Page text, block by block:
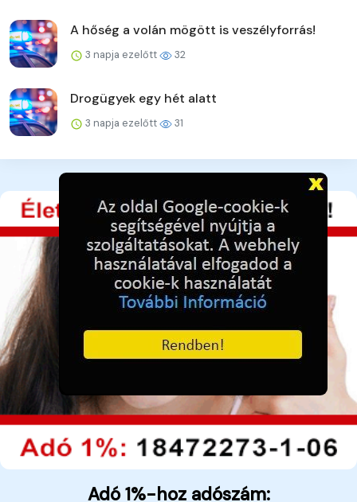
A hőség a volán mögött is veszélyforrás!
3 napja ezelőtt 32
Drogügyek egy hét alatt
3 napja ezelőtt 31
Adó 1%-hoz adószám: